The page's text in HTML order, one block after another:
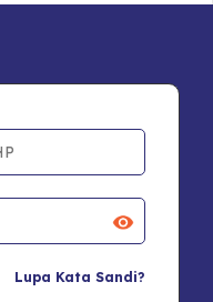
Lupa Kata Sandi?